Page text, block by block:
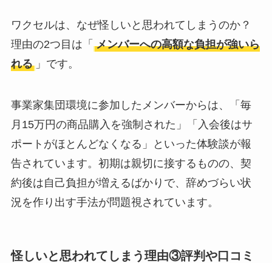
ワクセルは、なぜ怪しいと思われてしまうのか？
理由の2つ目は「 メンバーへの高額な負担が強いら
れる 」です。
事業家集団環境に参加したメンバーからは、「毎
月15万円の商品購入を強制された」「入会後はサ
ポートがほとんどなくなる」といった体験談が報
告されています。初期は親切に接するものの、契
約後は自己負担が増えるばかりで、辞めづらい状
況を作り出す手法が問題視されています。
怪しいと思われてしまう理由③評判や口コミ